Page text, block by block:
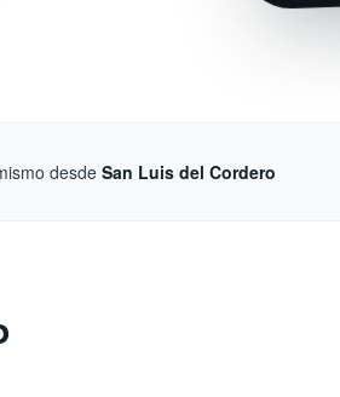
desdeSan Luis del Cordero